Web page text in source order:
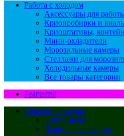
Работа с холодом
Аксессуары для
Криопробирки и
Криоштативы,
Мини-охладители
Морозильные камеры
Стеллажи для
Холодильные камеры
Все товары категории
Реагенты
Сбор биоотходов
Контейнеры
Пакеты и конверты